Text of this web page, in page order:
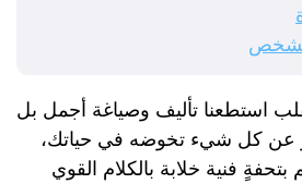
لشخص
استطعنا تأليف وصياغة أجمل بل
عن كل شيء تخوضه في حياتك،
فنية خلابة بالكلام القوي